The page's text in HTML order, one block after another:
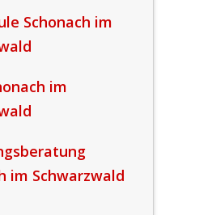
Schonach im
im
im Schwarzwald